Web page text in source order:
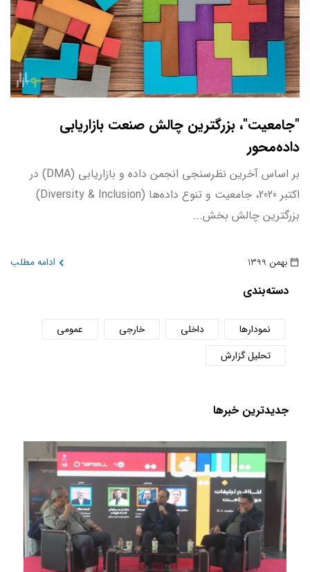
"جامعیت"، بزرگترین چالش صنعت بازاریابی
داده‌محور
بر اساس آخرین نظرسنجی انجمن داده و بازاریابی (DMA) در
اکتبر 2020، جامعیت و تنوع داده‌ها (Diversity & Inclusion)
بزرگترین چالش بخش...
بهمن 1399 ادامه مطلب
دسته‌بندی
نمودارها داخلی خارجی
عمومی
تحلیل گزارش
جدید‌ترین خبر‌ها